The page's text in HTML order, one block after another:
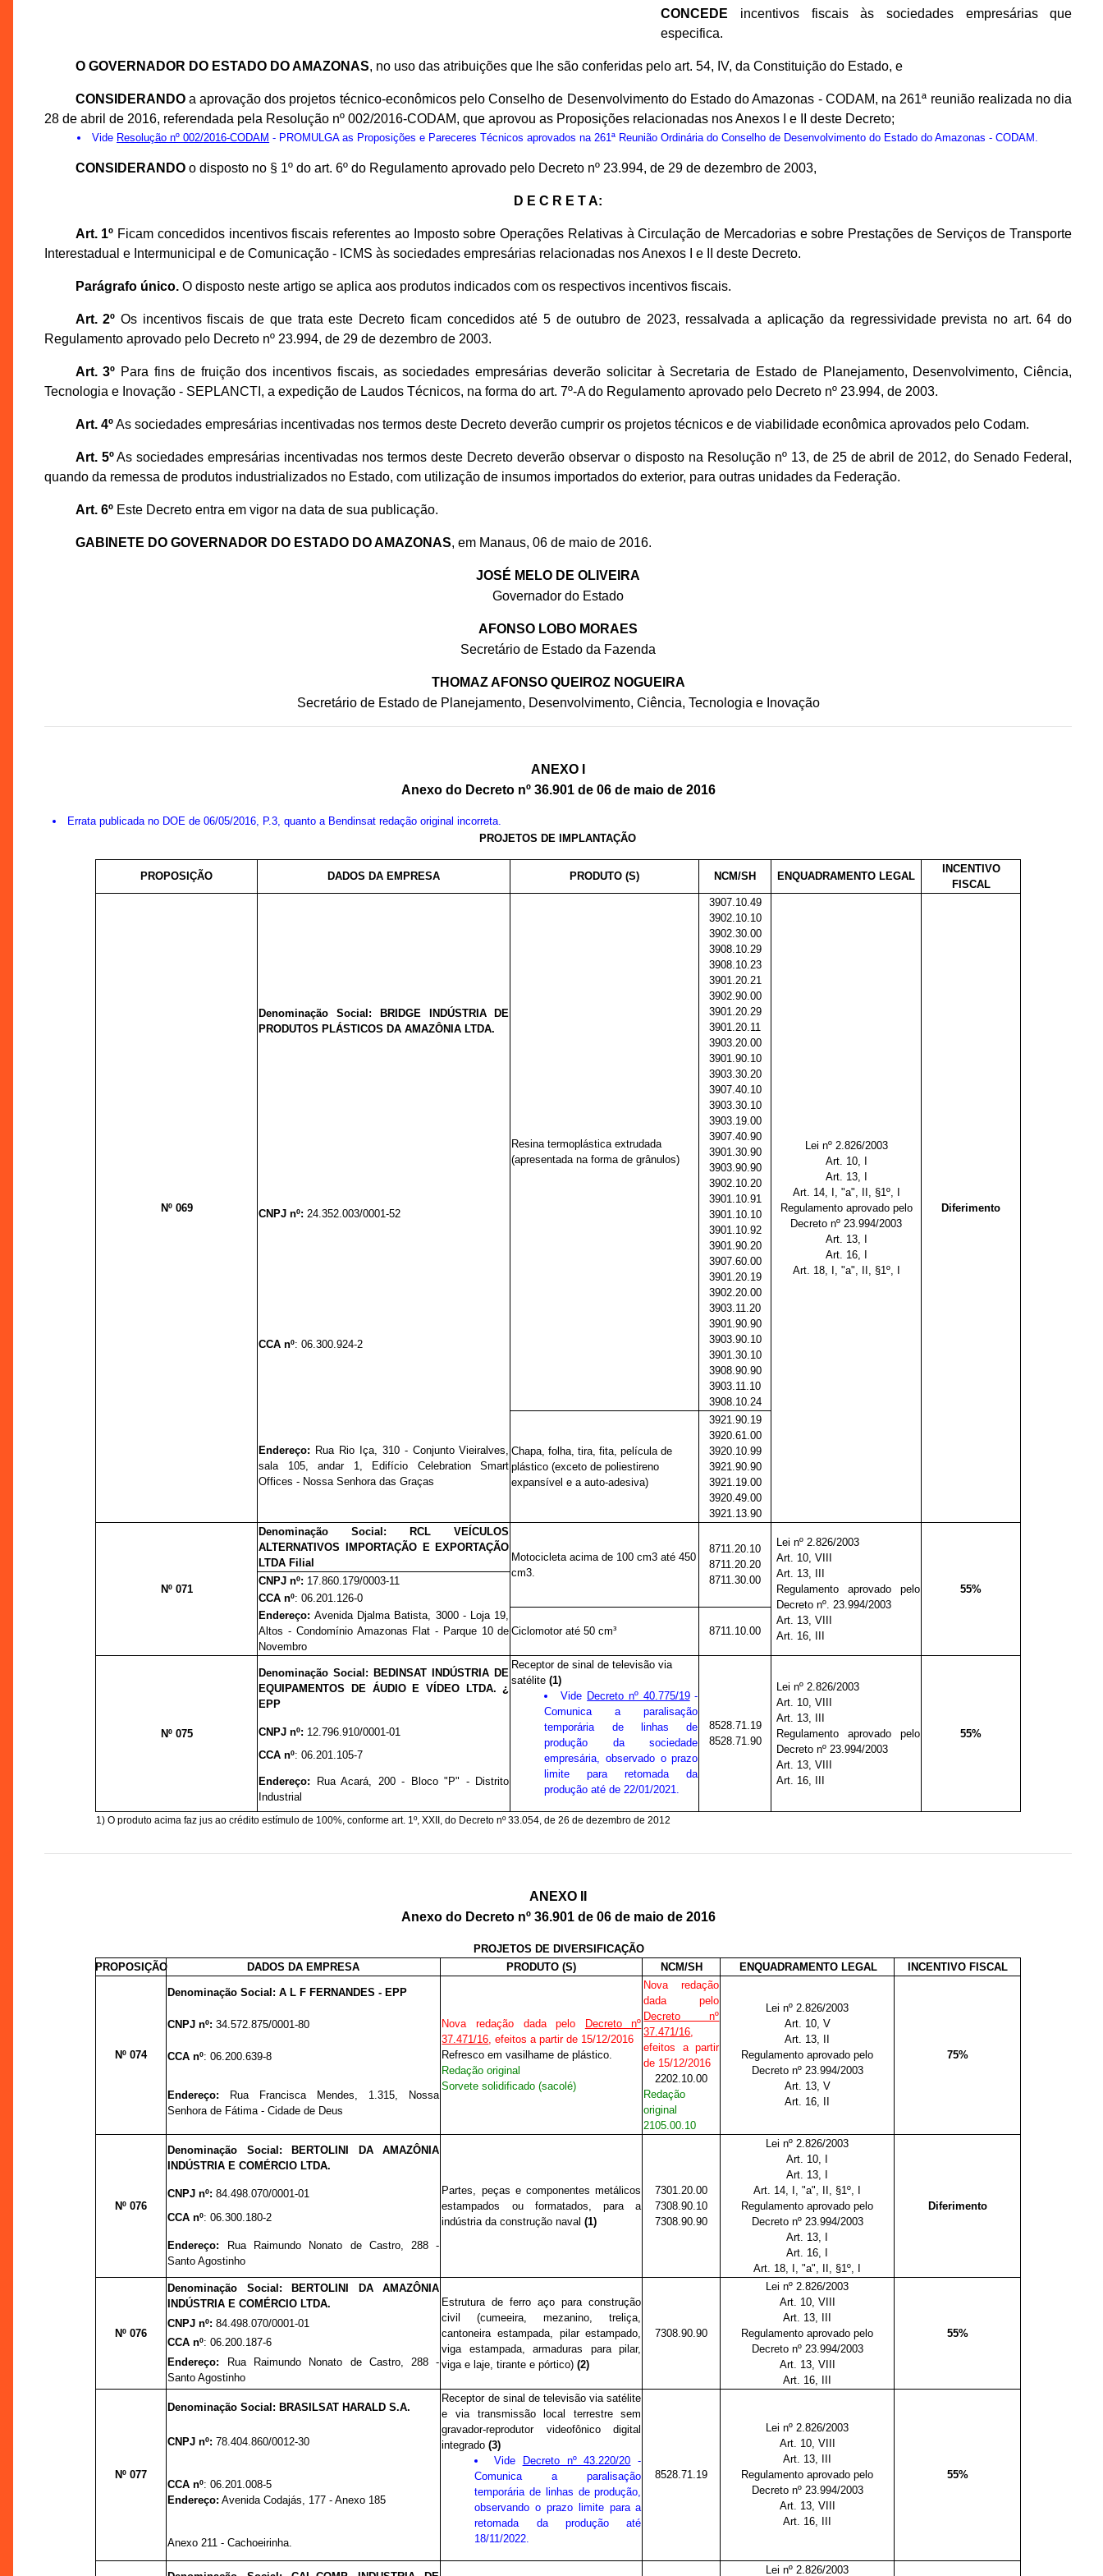
CONCEDE incentivos fiscais às sociedades empresárias que
especifica.
O GOVERNADOR DO ESTADO DO AMAZONAS, no uso das atribuições que lhe são conferidas pelo art. 54, IV, da Constituição do Estado, e
CONSIDERANDOa aprovação dos projetos técnico-econômicos pelo Conselho de Desenvolvimento do Estado do Amazonas - CODAM, na 261ª reunião realizada no dia
28 de abril de 2016, referendada pela Resolução nº 002/2016-CODAM, que aprovou as Proposições relacionadas nos Anexos I e II deste Decreto;
Vide Resolução nº 002/2016-CODAM - PROMULGA as Proposições e Pareceres Técnicos aprovados na 261ª Reunião Ordinária do Conselho de Desenvolvimento do Estado do Amazonas - CODAM.
CONSIDERANDOo disposto no § 1º do art. 6º do Regulamento aprovado pelo Decreto nº 23.994, de 29 de dezembro de 2003,
D E C R E T A:
Art. 1º Ficam concedidos incentivos fiscais referentes ao Imposto sobre Operações Relativas à Circulação de Mercadorias e sobre Prestações de Serviços de Transporte
Interestadual e Intermunicipal e de Comunicação - ICMS às sociedades empresárias relacionadas nos Anexos I e II deste Decreto.
Parágrafo único.O disposto neste artigo se aplica aos produtos indicados com os respectivos incentivos fiscais.
Art. 2º Os incentivos fiscais de que trata este Decreto ficam concedidos até 5 de outubro de 2023, ressalvada a aplicação da regressividade prevista no art. 64 do
Regulamento aprovado pelo Decreto nº 23.994, de 29 de dezembro de 2003.
Art. 3º Para fins de fruição dos incentivos fiscais, as sociedades empresárias deverão solicitar à Secretaria de Estado de Planejamento, Desenvolvimento, Ciência,
Tecnologia e Inovação - SEPLANCTI, a expedição de Laudos Técnicos, na forma do art. 7º-A do Regulamento aprovado pelo Decreto nº 23.994, de 2003.
Art. 4ºAs sociedades empresárias incentivadas nos termos deste Decreto deverão cumprir os projetos técnicos e de viabilidade econômica aprovados pelo Codam.
Art. 5ºAs sociedades empresárias incentivadas nos termos deste Decreto deverão observar o disposto na Resolução nº 13, de 25 de abril de 2012, do Senado Federal,
quando da remessa de produtos industrializados no Estado, com utilização de insumos importados do exterior, para outras unidades da Federação.
Art. 6ºEste Decreto entra em vigor na data de sua publicação.
GABINETE DO GOVERNADOR DO ESTADO DO AMAZONAS, em Manaus, 06 de maio de 2016.
JOSÉ MELO DE OLIVEIRA
Governador do Estado
AFONSO LOBO MORAES
Secretário de Estado da Fazenda
THOMAZ AFONSO QUEIROZ NOGUEIRA
Secretário de Estado de Planejamento, Desenvolvimento, Ciência, Tecnologia e Inovação
ANEXO I
Anexo do Decreto nº 36.901 de 06 de maio de 2016
Errata publicada no DOE de 06/05/2016, P.3, quanto a Bendinsat redação original incorreta.
PROJETOS DE IMPLANTAÇÃO
PROPOSIÇÃO DADOS DA EMPRESA PRODUTO (S) NCM/SH ENQUADRAMENTO LEGAL
INCENTIVO
FISCAL
Nº 069
Denominação Social:
BRIDGE INDÚSTRIA DE
PRODUTOS PLÁSTICOS DA AMAZÔNIA LTDA.
Resina termoplástica extrudada
(apresentada na forma de grânulos)
3907.10.49
3902.10.10
3902.30.00
3908.10.29
3908.10.23
3901.20.21
3902.90.00
3901.20.29
3901.20.11
3903.20.00
3901.90.10
3903.30.20
3907.40.10
3903.30.10
3903.19.00
3907.40.90
3901.30.90
3903.90.90
3902.10.20
3901.10.91
3901.10.10
3901.10.92
3901.90.20
3907.60.00
3901.20.19
3902.20.00
3903.11.20
3901.90.90
3903.90.10
3901.30.10
3908.90.90
3903.11.10
3908.10.24
Lei nº 2.826/2003
Art. 10, I
Art. 13, I
Art. 14, I, "a", II, §1º, I
Regulamento aprovado pelo
Decreto nº 23.994/2003
Art. 13, I
Art. 16, I
Art. 18, I, "a", II, §1º, I
Diferimento
CNPJ nº:24.352.003/0001-52
CCA nº: 06.300.924-2
Endereço: Rua Rio Iça, 310 - Conjunto Vieiralves,
sala 105, andar 1, Edifício Celebration Smart
Offices - Nossa Senhora das Graças
Chapa, folha, tira, fita, película de
plástico (exceto de poliestireno
expansível e a auto-adesiva)
3921.90.19
3920.61.00
3920.10.99
3921.90.90
3921.19.00
3920.49.00
3921.13.90
Nº 071
Denominação Social:
RCL VEÍCULOS
ALTERNATIVOS IMPORTAÇÃO E EXPORTAÇÃO
LTDA Filial
Motocicleta acima de 100 cm3 até 450
cm3.
8711.20.10
8711.20.20
8711.30.00
Lei nº 2.826/2003
Art. 10, VIII
Art. 13, III
Regulamento aprovado pelo
Decreto nº. 23.994/2003
Art. 13, VIII
Art. 16, III
55%
CNPJ nº: 17.860.179/0003-11
CCA nº: 06.201.126-0
Endereço: Avenida Djalma Batista, 3000 - Loja 19,
Altos - Condomínio Amazonas Flat - Parque 10 de
Novembro
Ciclomotor até 50 cm³ 8711.10.00
Nº 075
Denominação Social: BEDINSAT INDÚSTRIA DE
EQUIPAMENTOS DE ÁUDIO E VÍDEO LTDA. ¿
EPP
Receptor de sinal de televisão via
satélite(1)
Vide Decreto nº 40.775/19-
Comunica a paralisação
temporária de linhas de
produção da sociedade
empresária, observado o prazo
limite para retomada da
produção até de 22/01/2021.
8528.71.19
8528.71.90
Lei nº 2.826/2003
Art. 10, VIII
Art. 13, III
Regulamento aprovado pelo
Decreto nº 23.994/2003
Art. 13, VIII
Art. 16, III
55%
CNPJ nº: 12.796.910/0001-01
CCA nº: 06.201.105-7
Endereço: Rua Acará, 200 - Bloco "P" - Distrito
Industrial
1) O produto acima faz jus ao crédito estímulo de 100%, conforme art. 1º, XXII, do Decreto nº 33.054, de 26 de dezembro de 2012
ANEXO II
Anexo do Decreto nº 36.901 de 06 de maio de 2016
PROJETOS DE DIVERSIFICAÇÃO
PROPOSIÇÃO
DADOS DA EMPRESA PRODUTO (S) NCM/SH ENQUADRAMENTO LEGAL INCENTIVO FISCAL
Nº 074
Denominação Social: A L F FERNANDES - EPP
Nova redação dada pelo
Decreto nº
37.471/16, efeitos a partir de 15/12/2016
Refresco em vasilhame de plástico.
Redação original
Sorvete solidificado (sacolé)
Nova redação
dada pelo
Decreto nº
37.471/16,
efeitos a partir
de 15/12/2016
2202.10.00
Redação
original
2105.00.10
Lei nº 2.826/2003
Art. 10, V
Art. 13, II
Regulamento aprovado pelo
Decreto nº 23.994/2003
Art. 13, V
Art. 16, II
75%
CNPJ nº:34.572.875/0001-80
CCA nº: 06.200.639-8
Endereço: Rua Francisca Mendes, 1.315, Nossa
Senhora de Fátima - Cidade de Deus
Nº 076
Denominação Social: BERTOLINI DA AMAZÔNIA
INDÚSTRIA E COMÉRCIO LTDA.
Partes, peças e componentes metálicos
estampados ou formatados, para a
indústria da construção naval(1)
7301.20.00
7308.90.10
7308.90.90
Lei nº 2.826/2003
Art. 10, I
Art. 13, I
Art. 14, I, "a", II, §1º, I
Regulamento aprovado pelo
Decreto nº 23.994/2003
Art. 13, I
Art. 16, I
Art. 18, I, "a", II, §1º, I
Diferimento
CNPJ nº:84.498.070/0001-01
CCA nº: 06.300.180-2
Endereço: Rua Raimundo Nonato de Castro, 288 -
Santo Agostinho
Nº 076
Denominação Social: BERTOLINI DA AMAZÔNIA
INDÚSTRIA E COMÉRCIO LTDA.
Estrutura de ferro aço para construção
civil (cumeeira, mezanino, treliça,
cantoneira estampada, pilar estampado,
viga estampada, armaduras para pilar,
viga e laje, tirante e pórtico)(2)
7308.90.90
Lei nº 2.826/2003
Art. 10, VIII
Art. 13, III
Regulamento aprovado pelo
Decreto nº 23.994/2003
Art. 13, VIII
Art. 16, III
55%
CNPJ nº:84.498.070/0001-01
CCA nº: 06.200.187-6
Endereço: Rua Raimundo Nonato de Castro, 288 -
Santo Agostinho
Nº 077
Denominação Social: BRASILSAT HARALD S.A.
Receptor de sinal de televisão via satélite
e via transmissão local terrestre sem
gravador-reprodutor videofônico digital
integrado(3)
Vide
Decreto nº 43.220/20 -
Comunica a paralisação
temporária de linhas de produção,
observando o prazo limite para a
retomada da produção até
18/11/2022.
8528.71.19
Lei nº 2.826/2003
Art. 10, VIII
Art. 13, III
Regulamento aprovado pelo
Decreto nº 23.994/2003
Art. 13, VIII
Art. 16, III
55%
CNPJ nº:78.404.860/0012-30
CCA nº: 06.201.008-5
Endereço: Avenida Codajás, 177 - Anexo 185
Anexo 211 - Cachoeirinha.
Lei nº 2.826/2003